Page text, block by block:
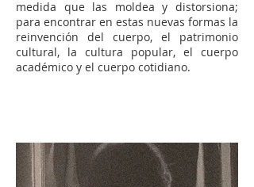
medida que las moldea y distorsiona;
para encontrar en estas nuevas formas la
reinvención del cuerpo, el patrimonio
cultural, la cultura popular, el cuerpo
académico y el cuerpo cotidiano.